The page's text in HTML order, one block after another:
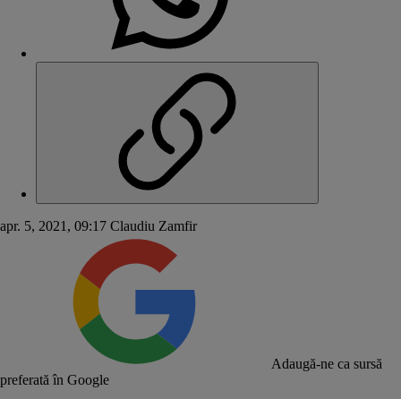
apr. 5, 2021, 09:17 Claudiu Zamfir
Adaugă-ne ca sursă
preferată în Google